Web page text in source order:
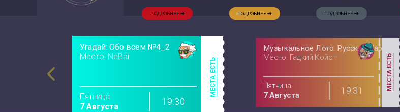
ПОДРОБНЕЕ ПОДРОБНЕЕ ПОДРОБНЕЕ
Угадай: Обо всем №4_2
Место: NeBar
Пятница
7 Августа
19:30
МЕСТА ЕСТЬ
Музыкальное Лото: Русское Караоке
Место: Гадкий Койот
Пятница
7 Августа
19:31 МЕСТА ЕСТЬ